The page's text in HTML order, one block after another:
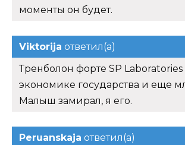
моменты он будет.
Viktorija ответил(а)
Тренболон форте SP Laboratories
экономике государства и еще
Малыш замирал, я его.
Peruanskaja ответил(а)